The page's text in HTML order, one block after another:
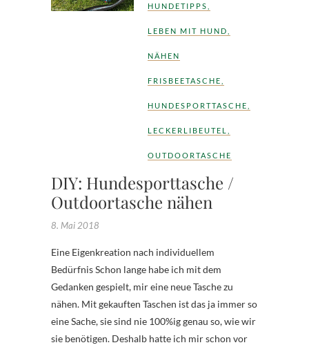
HUNDETIPPS
LEBEN MIT HUND
NÄHEN
FRISBEETASCHE
HUNDESPORTTASCHE
LECKERLIBEUTEL
OUTDOORTASCHE
DIY: Hundesporttasche /
Outdoortasche nähen
8. Mai 2018
Eine Eigenkreation nach individuellem
Bedürfnis Schon lange habe ich mit dem
Gedanken gespielt, mir eine neue Tasche zu
nähen. Mit gekauften Taschen ist das ja immer so
eine Sache, sie sind nie 100%ig genau so, wie wir
sie benötigen. Deshalb hatte ich mir schon vor